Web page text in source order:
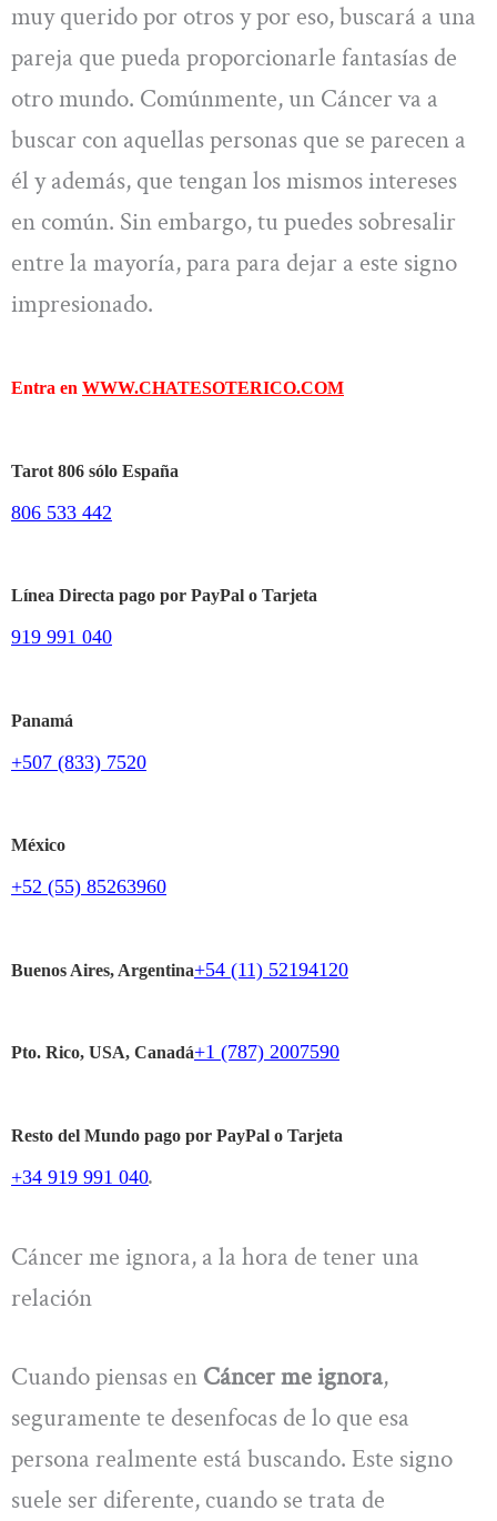
muy querido por otros y por eso, buscará a una
pareja que pueda proporcionarle fantasías de
otro mundo. Comúnmente, un Cáncer va a
buscar con aquellas personas que se parecen a
él y además, que tengan los mismos intereses
en común. Sin embargo, tu puedes sobresalir
entre la mayoría, para para dejar a este signo
impresionado.
Entra en WWW.CHATESOTERICO.COM
Tarot 806 sólo España
806 533 442
Línea Directa pago por PayPal o Tarjeta
919 991 040
Panamá
+507 (833) 7520
México
+52 (55) 85263960
Buenos Aires, Argentina+54 (11) 52194120
Pto. Rico, USA, Canadá+1 (787) 2007590
Resto del Mundo pago por PayPal o Tarjeta
+34 919 991 040.
Cáncer me ignora, a la hora de tener una
relación
Cuando piensas en Cáncer me ignora,
seguramente te desenfocas de lo que esa
persona realmente está buscando. Este signo
suele ser diferente, cuando se trata de